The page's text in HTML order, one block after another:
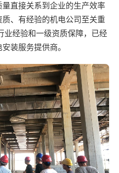
直接关系到企业的生产效率
、有经验的机电公司至关重
经验和一级资质保障，已经
装服务提供商。